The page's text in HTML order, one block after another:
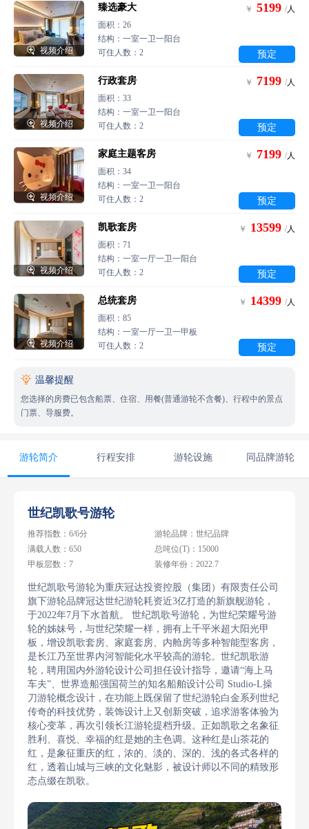
 视频介绍
臻选豪大
面积：26
结构：一室一卫一阳台
可住人数：2
￥ 5199 /人
预定
 视频介绍
行政套房
面积：33
结构：一室一卫一阳台
可住人数：2
￥ 7199 /人
预定
 视频介绍
家庭主题客房
面积：34
结构：一室一卫一阳台
可住人数：2
￥ 7199 /人
预定
 视频介绍
凯歌套房
面积：71
结构：一室一厅一卫一阳台
可住人数：2
￥ 13599 /人
预定
 视频介绍
总统套房
面积：85
结构：一室一厅一卫一甲板
可住人数：2
￥ 14399 /人
预定
 温馨提醒
您选择的房费已包含船票、住宿、用餐(普通游轮不含餐)、行程中的景点
门票、导服费。
游轮简介 行程安排 游轮设施 同品牌游轮
世纪凯歌号游轮
推荐指数：6/6分
游轮品牌：世纪品牌
满载人数：650
总吨位(T)：15000
甲板层数：7
装修年份：2022.7
世纪凯歌号游轮为重庆冠达投资控股（集团）有限责任公司
旗下游轮品牌冠达世纪游轮耗资近3亿打造的新旗舰游轮，
于2022年7月下水首航。 世纪凯歌号游轮，为世纪荣耀号游
轮的姊妹号，与世纪荣耀一样，拥有上千平米超大阳光甲
板，增设凯歌套房、家庭套房、内舱房等多种智能型客房，
是长江乃至世界内河智能化水平较高的游轮。世纪凯歌游
轮，聘用国内外游轮设计公司担任设计指导，邀请“海上马
车夫”、世界造船强国荷兰的知名船舶设计公司 Studio-L操
刀游轮概念设计，在功能上既保留了世纪游轮白金系列世纪
传奇的科技优势，装饰设计上又创新突破，追求游客体验为
核心变革，再次引领长江游轮提档升级。正如凯歌之名象征
胜利、喜悦、幸福的红是她的主色调。这种红是山茶花的
红，是象征重庆的红，浓的、淡的、深的、浅的各式各样的
红，透着山城与三峡的文化魅影，被设计师以不同的精致形
态点缀在凯歌。